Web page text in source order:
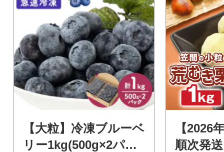
【大粒】冷凍ブルーベ
リー1kg(500g×2パッ
【2026
順次発